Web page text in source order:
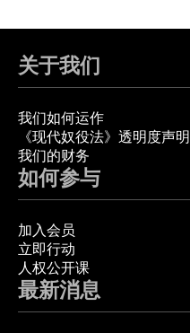
关于我们
我们如何运作
《现代奴役法》透明度声明
我们的财务
如何参与
加入会员
立即行动
人权公开课
最新消息